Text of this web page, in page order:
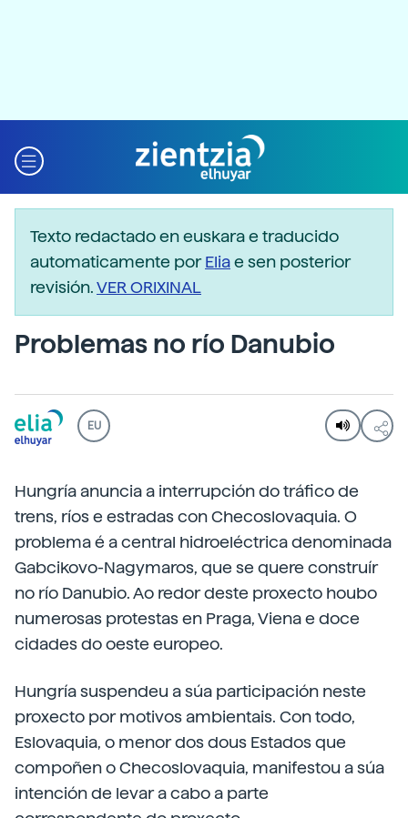
Texto redactado en euskara e traducido
automaticamente porEliae sen posterior
revisión.VER ORIXINAL
Problemas no río Danubio
EU
Hungría anuncia a interrupción do tráfico de
trens, ríos e estradas con Checoslovaquia. O
problema é a central hidroeléctrica denominada
Gabcikovo-Nagymaros, que se quere construír
no río Danubio. Ao redor deste proxecto houbo
numerosas protestas en Praga, Viena e doce
cidades do oeste europeo.
Hungría suspendeu a súa participación neste
proxecto por motivos ambientais. Con todo,
Eslovaquia, o menor dos dous Estados que
compoñen o Checoslovaquia, manifestou a súa
intención de levar a cabo a parte